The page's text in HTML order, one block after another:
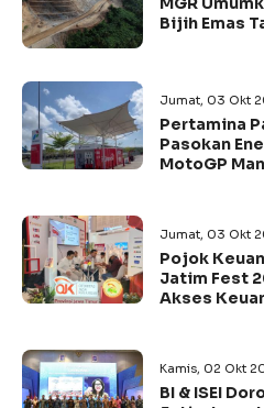
Bijih Emas
Jumat, 03 Okt
Pertamina
Pasokan
MotoGP
Jumat, 03 Okt
Pojok
Jatim Fest
Akses
Kamis, 02 Okt
BI & ISEI